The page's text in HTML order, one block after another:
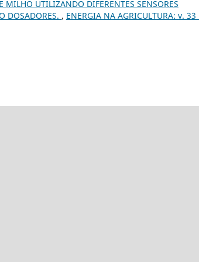
UTILIZANDO DIFERENTES SENSORES
DOSADORES. , ENERGIA NA AGRICULTURA: v.